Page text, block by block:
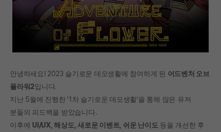
안녕하세요! 2023 슬기로운 데모생활에 참여하게 된 어드벤처 오브
플라워2입니다.
지난 5월에 진행한 '1차 슬기로운 데모생활'을 통해 많은 유저
분들의 피드백을 받았습니다.
이후에 UI/UX, 해상도, 새로운 이벤트, 쉬운 난이도 등을 개선한 후